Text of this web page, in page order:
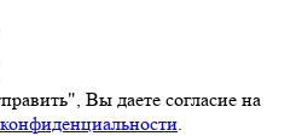
Вы даете согласие на